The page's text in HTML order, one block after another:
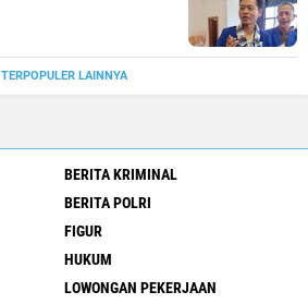
TERPOPULER LAINNYA
BERITA KRIMINAL
BERITA POLRI
FIGUR
HUKUM
LOWONGAN PEKERJAAN